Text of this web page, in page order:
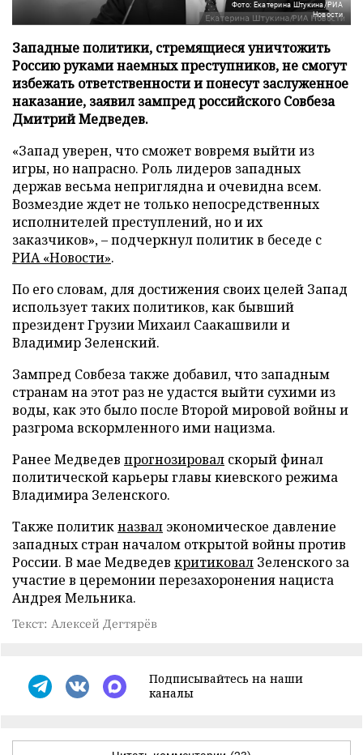
Фото: Екатерина Штукина/РИА
Новости
Западные политики, стремящиеся уничтожить
Россию руками наемных преступников, не смогут
избежать ответственности и понесут заслуженное
наказание, заявил зампред российского Совбеза
Дмитрий Медведев.
«Запад уверен, что сможет вовремя выйти из
игры, но напрасно. Роль лидеров западных
держав весьма неприглядна и очевидна всем.
Возмездие ждет не только непосредственных
исполнителей преступлений, но и их
заказчиков», – подчеркнул политик в беседе с
РИА «Новости».
По его словам, для достижения своих целей Запад
использует таких политиков, как бывший
президент Грузии Михаил Саакашвили и
Владимир Зеленский.
Зампред Совбеза также добавил, что западным
странам на этот раз не удастся выйти сухими из
воды, как это было после Второй мировой войны и
разгрома вскормленного ими нацизма.
Ранее Медведев прогнозировал скорый финал
политической карьеры главы киевского режима
Владимира Зеленского.
Также политикназвал экономическое давление
западных стран началом открытой войны против
России. В мае Медведев критиковал Зеленского за
участие в церемонии перезахоронения нациста
Андрея Мельника.
Текст: Алексей Дегтярёв
Подписывайтесь на наши
каналы